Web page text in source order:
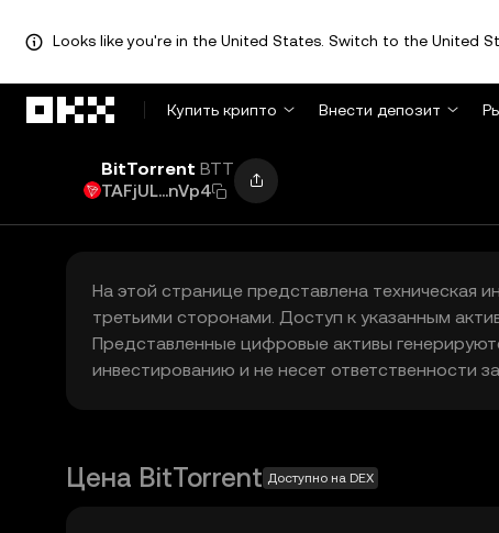
Looks like you're in the United States. Switch to the United
Купить крипто
Внести депозит
BitTorrent BTT
TAFjUL...nVp4
На этой странице представлена техническая
третьими сторонами. Доступ к указанным
Представленные цифровые активы
инвестированию и не несет ответственности
Цена BitTorrent Доступно на DEX